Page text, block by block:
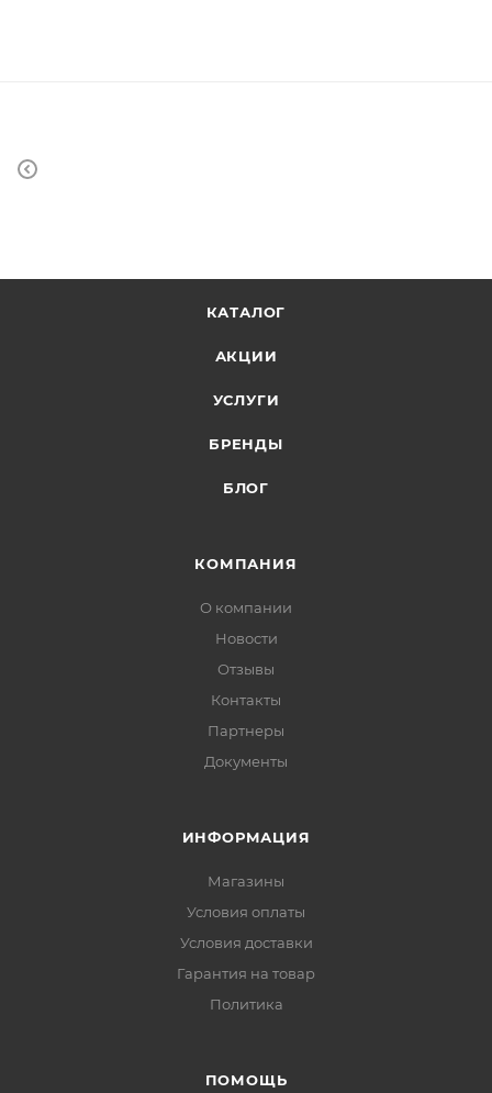
КАТАЛОГ
АКЦИИ
УСЛУГИ
БРЕНДЫ
БЛОГ
КОМПАНИЯ
О компании
Новости
Отзывы
Контакты
Партнеры
Документы
ИНФОРМАЦИЯ
Магазины
Условия оплаты
Условия доставки
Гарантия на товар
Политика
ПОМОЩЬ